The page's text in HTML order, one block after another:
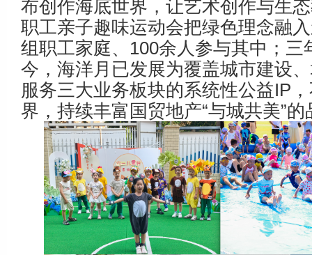
布创作海底世界，让艺术创作与生
职工亲子趣味运动会把绿色理念融
组职工家庭、100余人参与其中；三
今，海洋月已发展为覆盖城市建设
服务三大业务板块的系统性公益IP
界，持续丰富国贸地产“与城共美”